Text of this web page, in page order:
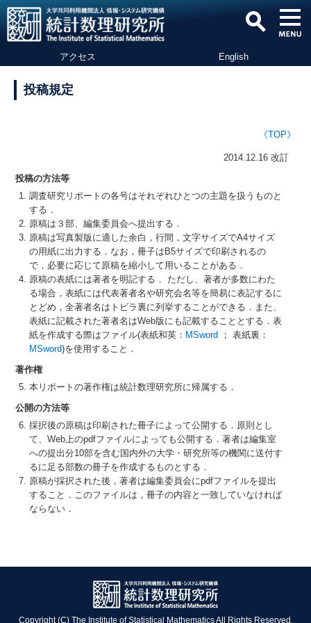
アクセス English
投稿規定
《TOP》
2014.12.16 改訂
投稿の方法等
調査研究リポートの各号はそれぞれひとつの主題を扱うものと
する．
原稿は３部、編集委員会へ提出する．
原稿は写真製版に適した余白，行間，文字サイズでA4サイズ
の用紙に出力する．なお，冊子はB5サイズで印刷されるの
で，必要に応じて原稿を縮小して用いることがある．
原稿の表紙には著者を明記する． ただし、著者が多数にわた
る場合，表紙には代表著者名や研究会名等を簡易に表記するに
とどめ，全著者名はトビラ裏に列挙することができる．また、
表紙に記載された著者名はWeb版にも記載することとする．表
紙を作成する際はファイル(表紙和英： MSword ； 表紙裏：
MSword)を使用すること．
著作権
本リポートの著作権は統計数理研究所に帰属する．
公開の方法等
採択後の原稿は印刷された冊子によって公開する．原則とし
て、Web上のpdfファイルによっても公開する．著者は編集室
への提出分10部を含む国内外の大学・研究所等の機関に送付す
るに足る部数の冊子を作成するものとする．
原稿が採択された後，著者は編集委員会にpdfファイルを提出
すること．このファイルは，冊子の内容と一致していなければ
ならない．
Copyright (C) The Institute of Statistical Mathematics All Rights Reserved.